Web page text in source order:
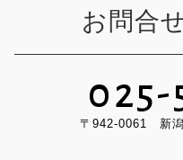
お問合
025-
〒942-0061 新潟